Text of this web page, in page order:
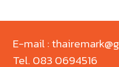
E-mail :
Tel. 083 0694516